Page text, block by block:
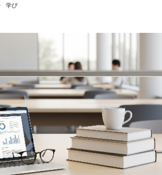
学び